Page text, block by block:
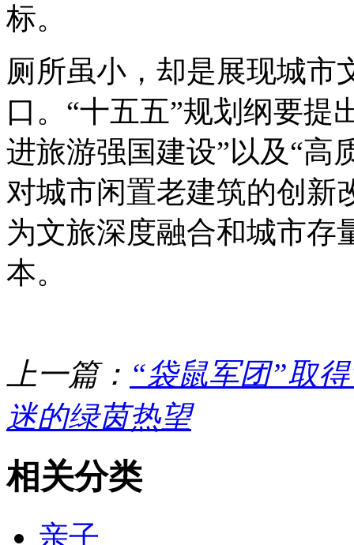
标。
厕所虽小，却是展现城市
口。“十五五”规划纲要提
进旅游强国建设”以及“高
对城市闲置老建筑的创新
为文旅深度融合和城市存
本。
上一篇： “袋鼠军团”取
迷的绿茵热望
相关分类
亲子